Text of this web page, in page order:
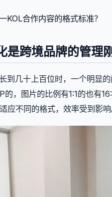
KOL合作内容的格式标准？
跨境品牌的管理
到几十上百位时，一个明显
图片的比例有1:1的也有
应不同的格式，效率受到影响